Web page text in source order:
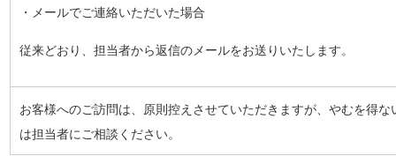
・メールでご連絡いただいた場合
従来どおり、担当者から返信のメールをお送りいたします。
お客様へのご訪問は、原則控えさせていただきますが、やむを得
は担当者にご相談ください。